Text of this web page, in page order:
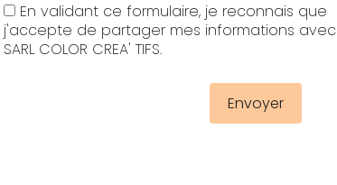
En validant ce formulaire, je reconnais que
j'accepte de partager mes informations avec
SARL COLOR CREA' TIFS.